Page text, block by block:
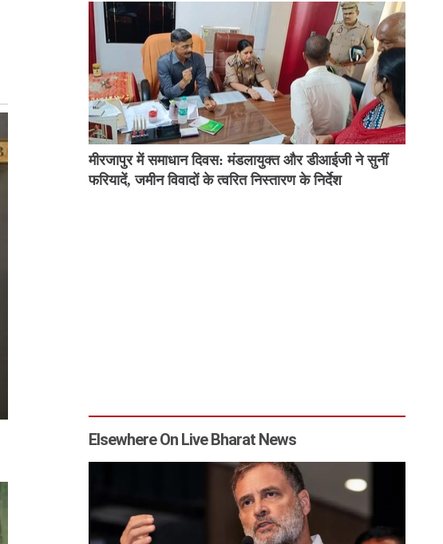
मीरजापुर में समाधान दिवस: मंडलायुक्त और डीआईजी ने सुनीं
फरियादें, जमीन विवादों के त्वरित निस्तारण के निर्देश
Elsewhere On Live Bharat News